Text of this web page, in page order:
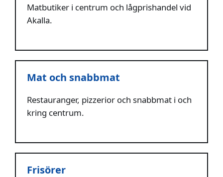
Matbutiker i centrum och lågprishandel vid
Akalla.
Mat och snabbmat
Restauranger, pizzerior och snabbmat i och
kring centrum.
Frisörer